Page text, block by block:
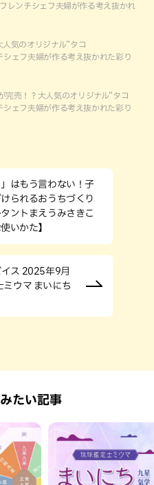
レンチシェフ夫婦が作る考え抜かれ
気のオリジナル”タコ
ェフ夫婦が作る考え抜かれた彩り
完売！？大人気のオリジナル”タコ
ェフ夫婦が作る考え抜かれた彩り
」はもう言わない！子
られるおうちづくり
ントまえうみさきこ
いかた】
ス 2025年9月
ウマ まいにち
たい記事